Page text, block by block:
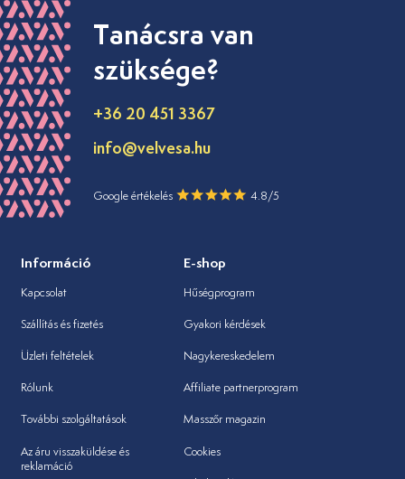
Tanácsra van
szüksége?
+36 20 451 3367
info@velvesa.hu
Google értékelés 4.8/5
Információ
Kapcsolat
Szállítás és fizetés
Üzleti feltételek
Rólunk
További szolgáltatások
Az áru visszaküldése és
reklamáció
E-shop
Hűségprogram
Gyakori kérdések
Nagykereskedelem
Affiliate partnerprogram
Masszőr magazin
Cookies